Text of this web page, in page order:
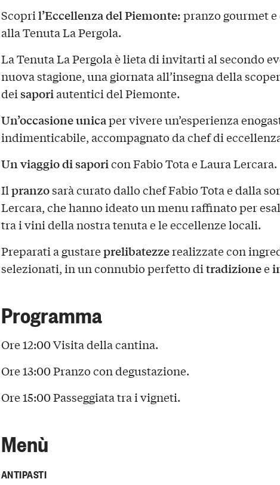
Scopril’Eccellenza del Piemonte:pranzo gourmet
alla Tenuta La Pergola.
La Tenuta La Pergola è lieta di invitarti al secondo
nuova stagione, una giornata all’insegna della
deisaporiautentici del Piemonte.
Un’occasione unicaper vivere un’esperienza
indimenticabile, accompagnato da chef di
Un viaggio di saporicon Fabio Tota e Laura Lercara.
Ilpranzosarà curato dallo chef Fabio Tota e dalla
Lercara, che hanno ideato un menu raffinato per
tra i vini della nostra tenuta e le eccellenze locali.
Preparati a gustareprelibatezzerealizzate con
selezionati, in un connubio perfetto ditradizionee
Programma
Ore 12:00 Visita della cantina.
Ore 13:00 Pranzo con degustazione.
Ore 15:00 Passeggiata tra i vigneti.
Menù
ANTIPASTI